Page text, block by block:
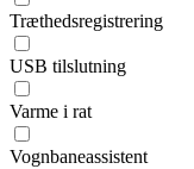
Træthedsregistrering
USB tilslutning
Varme i rat
Vognbaneassistent